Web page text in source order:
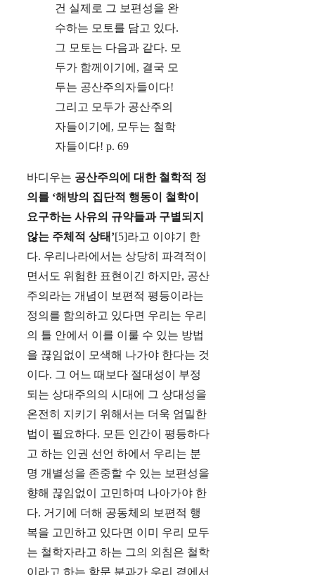
건 실제로 그 보편성을 완
수하는 모토를 담고 있다.
그 모토는 다음과 같다. 모
두가 함께이기에, 결국 모
두는 공산주의자들이다!
그리고 모두가 공산주의
자들이기에, 모두는 철학
자들이다! p. 69
바디우는 공산주의에 대한 철학적 정
의를 ‘해방의 집단적 행동이 철학이
요구하는 사유의 규약들과 구별되지
않는 주체적 상태’[5]라고 이야기 한
다. 우리나라에서는 상당히 파격적이
면서도 위험한 표현이긴 하지만, 공산
주의라는 개념이 보편적 평등이라는
정의를 함의하고 있다면 우리는 우리
의 틀 안에서 이를 이룰 수 있는 방법
을 끊임없이 모색해 나가야 한다는 것
이다. 그 어느 때보다 절대성이 부정
되는 상대주의의 시대에 그 상대성을
온전히 지키기 위해서는 더욱 엄밀한
법이 필요하다. 모든 인간이 평등하다
고 하는 인권 선언 하에서 우리는 분
명 개별성을 존중할 수 있는 보편성을
향해 끊임없이 고민하며 나아가야 한
다. 거기에 더해 공동체의 보편적 행
복을 고민하고 있다면 이미 우리 모두
는 철학자라고 하는 그의 외침은 철학
이라고 하는 학문 분과가 우리 곁에서